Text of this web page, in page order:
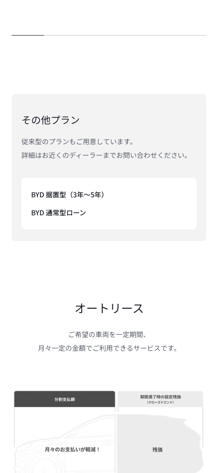
その他プラン
従来型のプランもご用意しています。
詳細はお近くのディーラーまでお問い合わせください。
BYD 据置型（3年〜5年）
BYD 通常型ローン
オートリース
ご希望の車両を一定期間、
月々一定の金額でご利用できるサービスです。